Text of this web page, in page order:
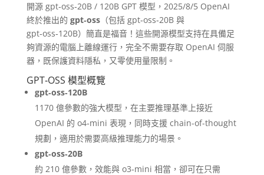
開源 gpt‑oss‑20B / 120B GPT 模型，2025/8/5 OpenAI
終於推出的 gpt‑oss（包括 gpt‑oss‑20B 與
gpt‑oss‑120B）簡直是福音！這些開源模型支持在具備足
夠資源的電腦上離線運行，完全不需要存取 OpenAI 伺服
器，既保護資料隱私，又零使用量限制。
GPT‑OSS 模型概覽
gpt‑oss‑120B
1170 億參數的強大模型，在主要推理基準上接近
OpenAI 的 o4‑mini 表現，同時支援 chain-of-thought
規劃，適用於需要高級推理能力的場景。
gpt‑oss‑20B
約 210 億參數，效能與 o3‑mini 相當，卻可在只需